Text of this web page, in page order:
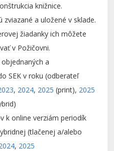
knižnice.
zviazané a uložené v sklade.
žiadanky ich môžete
v Požičovni.
a
SEK v roku (odberateľ
, 2024, 2025 (print), 2025
k online verziám periodík
(tlačenej a/alebo
, 2025